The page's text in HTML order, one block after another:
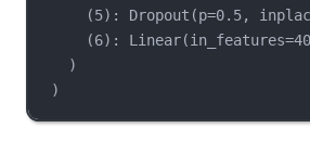
(5): Dropout(p=0.5,
(6):
)
)